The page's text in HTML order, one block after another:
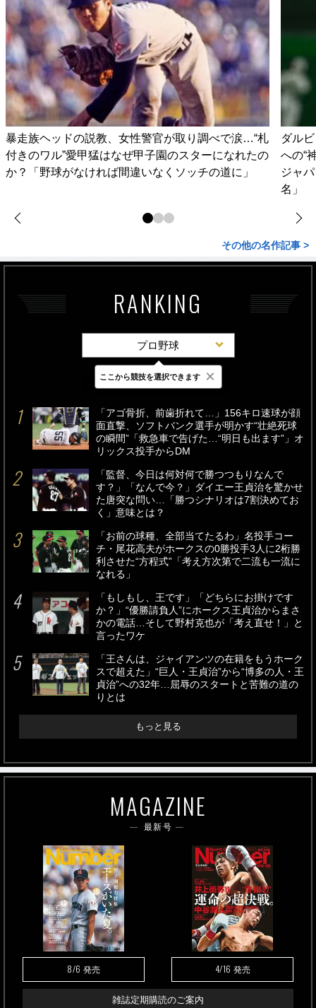
暴走族ヘッドの説教、女性警官が取り調べで涙…“札
付きのワル”愛甲猛はなぜ甲子園のスターになれたの
か？「野球がなければ間違いなくソッチの道に」
ダル
への“
ジャ
名」
その他の名作記事 >
RANKING
プロ野球
最新 24時間 週間
「アゴ骨折、前歯折れて…」156キロ速球が顔
面直撃、ソフトバンク選手が明かす“壮絶死球
の瞬間”「救急車で告げた…“明日も出ます”」オ
リックス投手からDM
「監督、今日は何対何で勝つつもりなんで
す？」「なんで今？」ダイエー王貞治を驚かせ
た唐突な問い…「勝つシナリオは7割決めてお
く」意味とは？
「お前の球種、全部当てたるわ」名投手コー
チ・尾花高夫がホークスの0勝投手3人に2桁勝
利させた“方程式”「考え方次第で二流も一流に
なれる」
「もしもし、王です」「どちらにお掛けです
か？」“優勝請負人”にホークス王貞治からまさ
かの電話…そして野村克也が「考え直せ！」と
言ったワケ
「王さんは、ジャイアンツの在籍をもうホーク
スで超えた」“巨人・王貞治”から“博多の人・王
貞治”への32年…屈辱のスタートと苦難の道の
りとは
もっと見る
MAGAZINE
最新号
8/6 発売 4/16 発売
雑誌定期購読のご案内
ここから競技を選択できます ×